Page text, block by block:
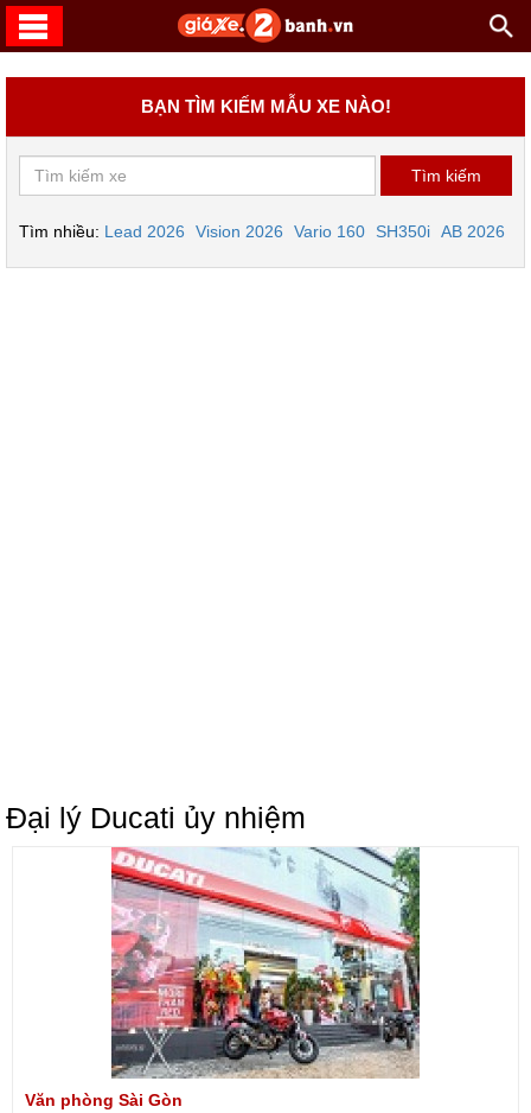
BẠN TÌM KIẾM MẪU XE NÀO!
Tìm nhiều: Lead 2026 Vision 2026 Vario 160 SH350i AB 2026
Đại lý Ducati ủy nhiệm
Văn phòng Sài Gòn